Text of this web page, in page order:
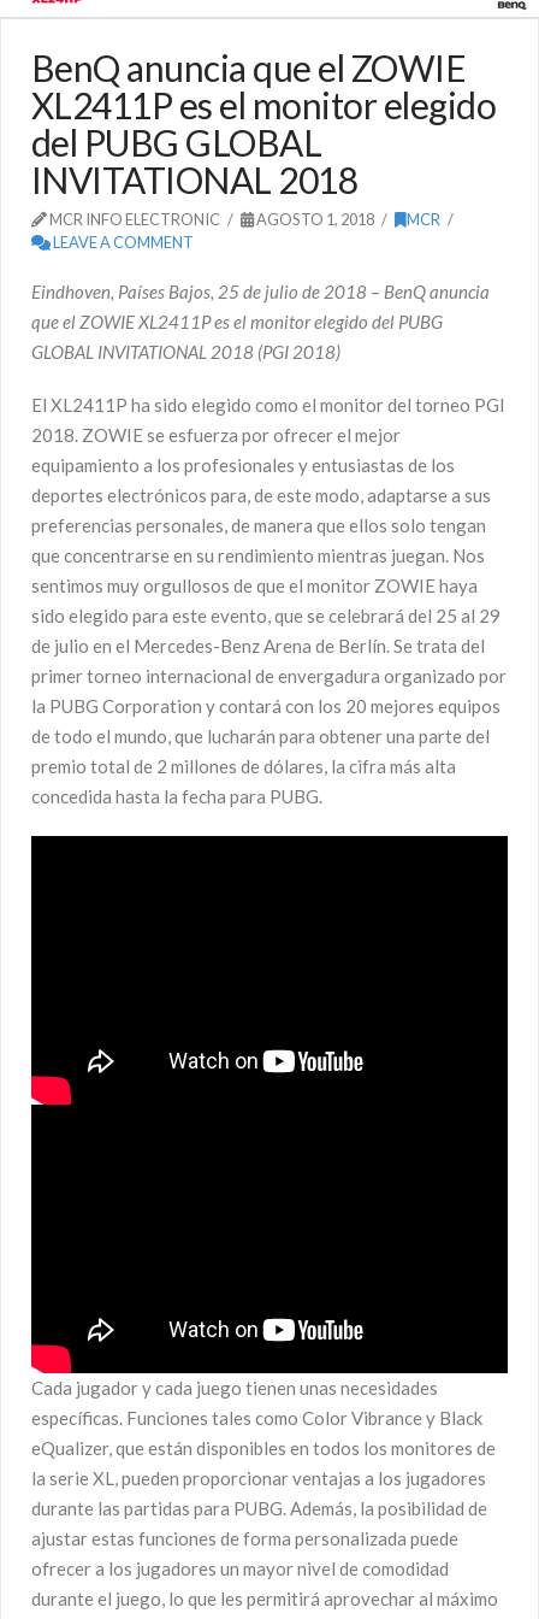
BenQ anuncia que el ZOWIE
XL2411P es el monitor elegido
del PUBG GLOBAL
INVITATIONAL 2018
MCR INFO ELECTRONIC AGOSTO 1, 2018
MCR
LEAVE A COMMENT
Eindhoven, Países Bajos, 25 de julio de 2018 – BenQ anuncia
que el ZOWIE XL2411P es el monitor elegido del PUBG
GLOBAL INVITATIONAL 2018 (PGI 2018)
El XL2411P ha sido elegido como el monitor del torneo PGI
2018. ZOWIE se esfuerza por ofrecer el mejor
equipamiento a los profesionales y entusiastas de los
deportes electrónicos para, de este modo, adaptarse a sus
preferencias personales, de manera que ellos solo tengan
que concentrarse en su rendimiento mientras juegan. Nos
sentimos muy orgullosos de que el monitor ZOWIE haya
sido elegido para este evento, que se celebrará del 25 al 29
de julio en el Mercedes-Benz Arena de Berlín. Se trata del
primer torneo internacional de envergadura organizado por
la PUBG Corporation y contará con los 20 mejores equipos
de todo el mundo, que lucharán para obtener una parte del
premio total de 2 millones de dólares, la cifra más alta
concedida hasta la fecha para PUBG.
Cada jugador y cada juego tienen unas necesidades
específicas. Funciones tales como Color Vibrance y Black
eQualizer, que están disponibles en todos los monitores de
la serie XL, pueden proporcionar ventajas a los jugadores
durante las partidas para PUBG. Además, la posibilidad de
ajustar estas funciones de forma personalizada puede
ofrecer a los jugadores un mayor nivel de comodidad
durante el juego, lo que les permitirá aprovechar al máximo